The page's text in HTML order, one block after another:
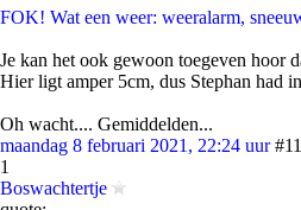
FOK! Wat een weer: weeralarm,
Je kan het ook gewoon toegeven hoor
Hier ligt amper 5cm, dus Stephan had
Oh wacht.... Gemiddelden...
maandag 8 februari 2021, 22:24 uur #11
1
Boswachtertje